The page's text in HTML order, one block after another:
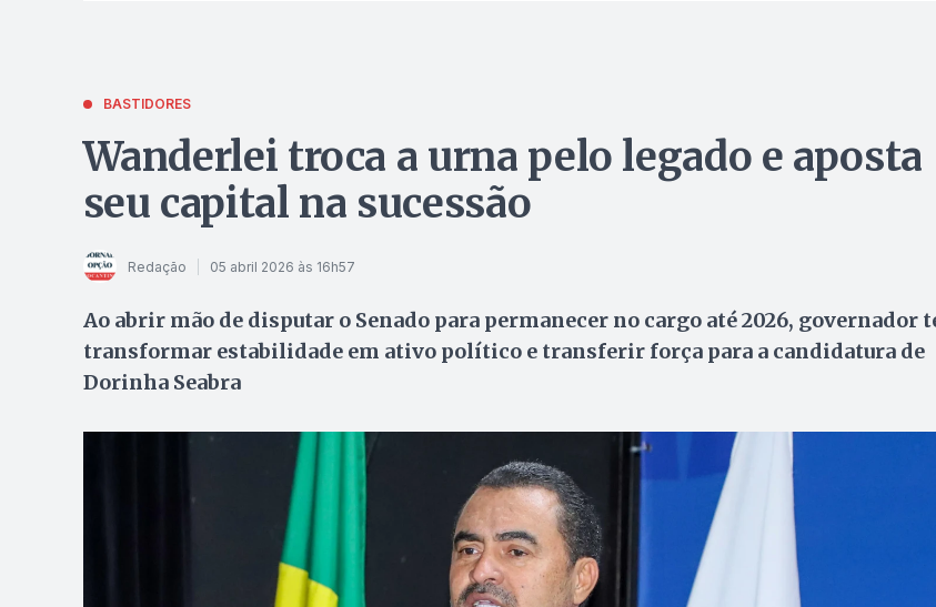
BASTIDORES
Wanderlei troca a urna pelo legado e aposta
seu capital na sucessão
Redação 05 abril 2026 às 16h57
Ao abrir mão de disputar o Senado para permanecer no cargo até 2026, governador
transformar estabilidade em ativo político e transferir força para a candidatura de
Dorinha Seabra